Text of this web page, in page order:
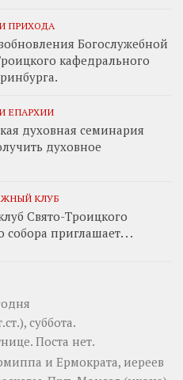
ПРИХОДА
Богослужебной
кафедрального
ЕПАРХИИ
духовная семинария
духовное
КЛУБ
Свято-Троицкого
собора приглашает. . .
суббота.
Поста нет.
и Ермократа, иереев